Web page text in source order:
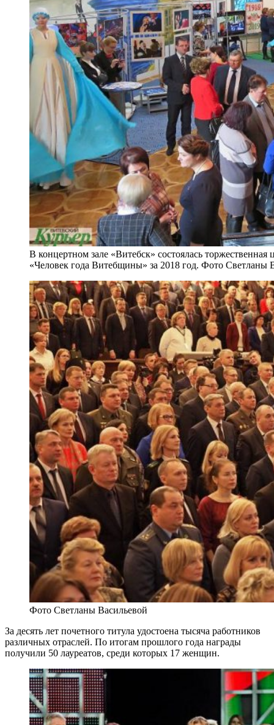
В концертном зале «Витебск» состоялась торжественная
«Человек года Витебщины» за 2018 год. Фото Светланы
Фото Светланы Васильевой
За десять лет почетного титула удостоена тысяча работников
различных отраслей. По итогам прошлого года награды
получили 50 лауреатов, среди которых 17 женщин.